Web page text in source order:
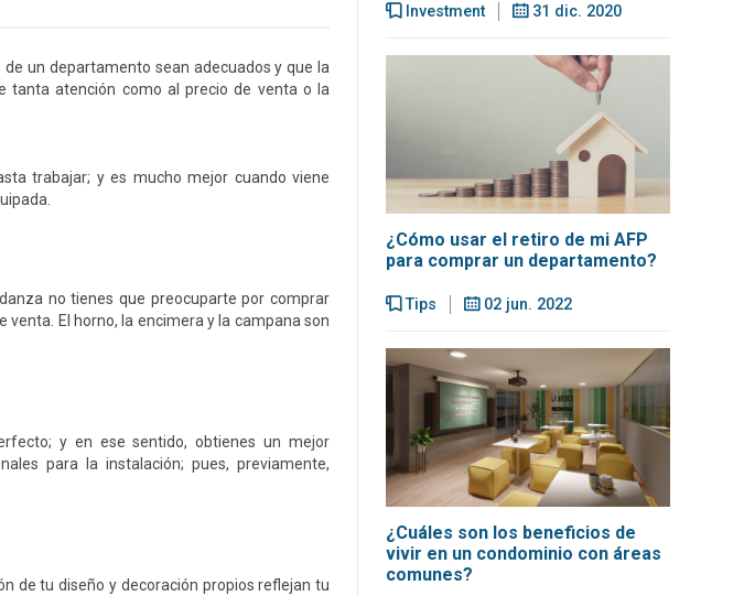
un departamento sean adecuados y que la
tanta atención como al precio de venta o la
trabajar; y es mucho mejor cuando viene
no tienes que preocuparte por comprar
El horno, la encimera y la campana son
y en ese sentido, obtienes un mejor
para la instalación; pues, previamente,
de tu diseño y decoración propios reflejan tu
Investment 31 dic. 2020
¿Cómo usar el retiro de mi AFP
para comprar un departamento?
Tips 02 jun. 2022
¿Cuáles son los beneficios de
vivir en un condominio con áreas
comunes?